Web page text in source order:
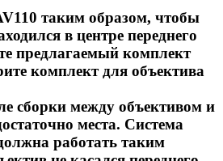
таким образом, чтобы
в центре переднего
предлагаемый комплект
комплект для объектива
сборки между объективом и
места. Система
работать таким